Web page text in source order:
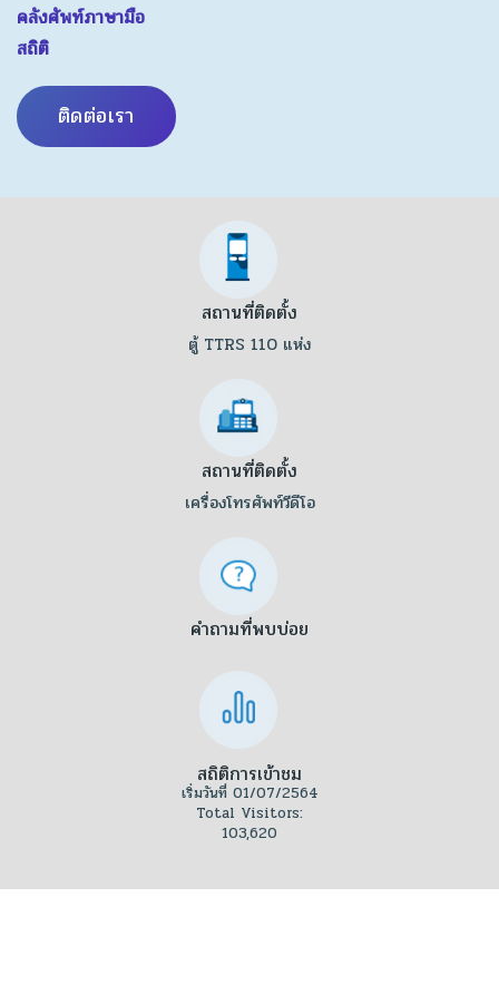
คลังศัพท์ภาษามือ
สถิติ
ติดต่อเรา
สถานที่ติดตั้ง
ตู้ TTRS 110 แห่ง
สถานที่ติดตั้ง
เครื่องโทรศัพท์วีดีโอ
คำถามที่พบบ่อย
สถิติการเข้าชม
เริ่มวันที่ 01/07/2564
Total Visitors:
103,620